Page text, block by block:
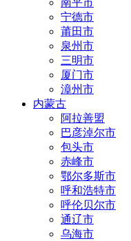
宁德市
莆田市
泉州市
三明市
厦门市
漳州市
内蒙古
阿拉善盟
巴彦淖尔市
包头市
赤峰市
鄂尔多斯市
呼和浩特市
呼伦贝尔市
通辽市
乌海市